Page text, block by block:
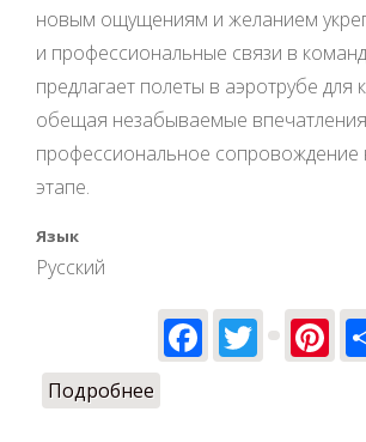
новым ощущениям и желанием
и профессиональные связи в
предлагает полеты в аэротрубе для
обещая незабываемые
профессиональное сопровождение
этапе.
Язык
Русский
Подробнее